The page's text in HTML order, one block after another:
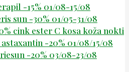
-15% 01/08-15/08
sun -30% 01/05-31/08
cink ester C kosa koža nokti
-20% 01/08/15/08
-20% 03/08-23/08